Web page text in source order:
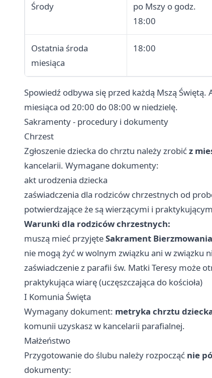
Środy
po Mszy o godz.
18:00
Ostatnia środa
miesiąca
18:00
Spowiedź odbywa się przed każdą Mszą
miesiąca od 20:00 do 08:00 w niedzielę.
Sakramenty - procedury i dokumenty
Chrzest
Zgłoszenie dziecka do chrztu należy zrobićz
kancelarii. Wymagane dokumenty:
akt urodzenia dziecka
zaświadczenia dla rodziców chrzestnych od
potwierdzające że są wierzącymi i
Warunki dla rodziców chrzestnych:
muszą mieć przyjęteSakrament Bierzmowania
nie mogą żyć w wolnym związku ani w związku
zaświadczenie z parafii św. Matki Teresy może
praktykująca wiarę (uczęszczająca do kościoła)
I Komunia Święta
Wymagany dokument: metryka chrztu
komunii uzyskasz w kancelarii parafialnej.
Małżeństwo
Przygotowanie do ślubu należy rozpocząć nie
dokumenty: